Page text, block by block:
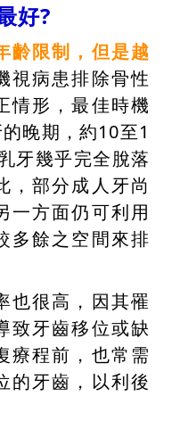
好?
齡限制，但是越
視病患排除骨性
情形，最佳時機
晚期，約10至1
牙幾乎完全脫落
，部分成人牙尚
一方面仍可利用
多餘之空間來排
也很高，因其罹
致牙齒移位或缺
療程前，也常需
的牙齒，以利後